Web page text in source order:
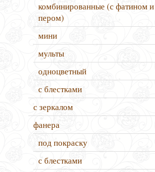
комбинированные (с фатином и
пером)
мини
мульты
одноцветный
с блестками
с зеркалом
фанера
под покраску
с блестками